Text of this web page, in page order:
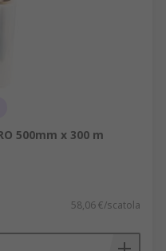
500mm x 300 m
58,06 €/scatola